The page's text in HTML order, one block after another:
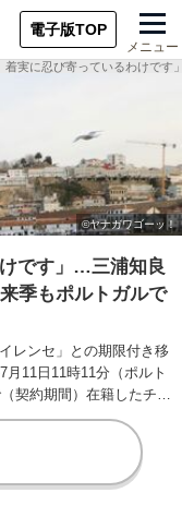
電子版TOP
メニュー
着実に忍び寄っているわけで
です」…三浦知良
季もポルトガルで
レンセ」との期限付き移
11日11時11分（ポルト
契約期間）在籍したチー